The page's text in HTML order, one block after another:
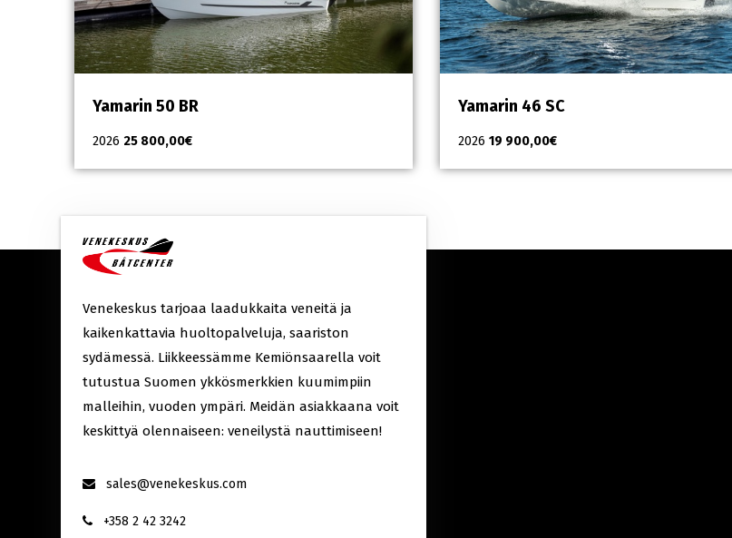
Yamarin 50 BR
202625 800,00€
Yamarin 46 SC
202619 900,00€
Venekeskus tarjoaa laadukkaita veneitä ja
kaikenkattavia huoltopalveluja, saariston
sydämessä. Liikkeessämme Kemiönsaarella voit
tutustua Suomen ykkösmerkkien kuumimpiin
malleihin, vuoden ympäri. Meidän asiakkaana voit
keskittyä olennaiseen: veneilystä nauttimiseen!
sales@venekeskus.com
+358 2 42 3242